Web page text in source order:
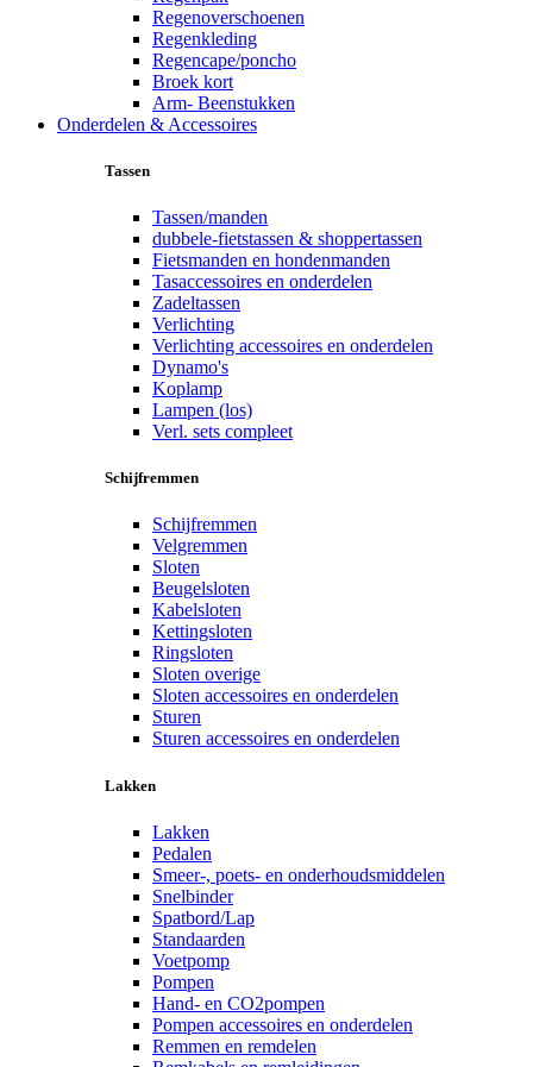
Regenoverschoenen
Regenkleding
Regencape/poncho
Broek kort
Arm- Beenstukken
Onderdelen & Accessoires
Tassen
Tassen/manden
dubbele-fietstassen & shoppertassen
Fietsmanden en hondenmanden
Tasaccessoires en onderdelen
Zadeltassen
Verlichting
Verlichting accessoires en onderdelen
Dynamo's
Koplamp
Lampen (los)
Verl. sets compleet
Schijfremmen
Schijfremmen
Velgremmen
Sloten
Beugelsloten
Kabelsloten
Kettingsloten
Ringsloten
Sloten overige
Sloten accessoires en onderdelen
Sturen
Sturen accessoires en onderdelen
Lakken
Lakken
Pedalen
Smeer-, poets- en onderhoudsmiddelen
Snelbinder
Spatbord/Lap
Standaarden
Voetpomp
Pompen
Hand- en CO2pompen
Pompen accessoires en onderdelen
Remmen en remdelen